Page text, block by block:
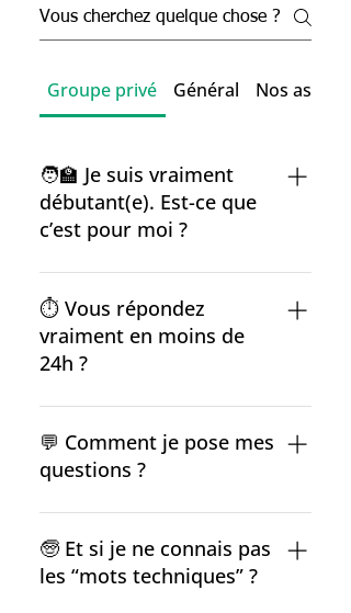
Groupe privé Général Nos
🧑‍🏫 Je suis vraiment
débutant(e). Est-ce que
c’est pour moi ?
Oui, absolument ! Le groupe a
été créé spécifiquement pour les
personnes qui n’ont pas grandi
avec l’informatique. On explique
simplement, sans jargon — et
jamais personne n’est jugé.
⏱ Vous répondez
vraiment en moins de
24h ?
Oui. C’est notre promesse :
chaque question reçoit une
réponse claire dans les 24
💬 Comment je pose mes
questions ?
Très simple : Vous écrivez votre
question dans le groupe,
comme un message normal, et
🧓 Et si je ne connais pas
les “mots techniques” ?